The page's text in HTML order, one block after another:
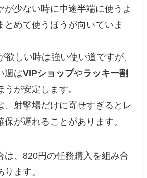
が少ない時に中途半端に使うよ
とめて使うほうが向いていま
欲しい時は強い使い道ですが、
週はVIPショップやラッキー割
うが安定します。
、射撃場だけに寄せすぎるとレ
保が遅れることがあります。
は、820円の任務購入を組み合
ます。